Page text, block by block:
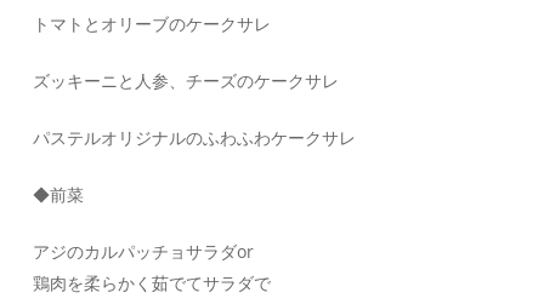
トマトとオリーブのケークサレ
ズッキーニと人参、チーズのケークサレ
パステルオリジナルのふわふわケークサレ
◆前菜
アジのカルパッチョサラダor
鶏肉を柔らかく茹でてサラダで